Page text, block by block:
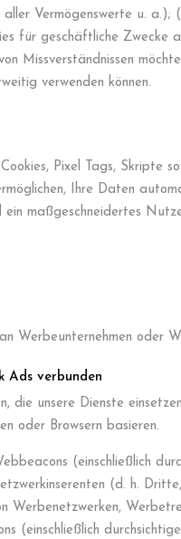
aller Vermögenswerte u.
für geschäftliche Zwecke
Missverständnissen
verwenden können.
Pixel Tags, Skripte
Ihre Daten
maßgeschneidertes
Werbeunternehmen oder
Ads verbunden
die unsere Dienste
oder Browsern basieren.
(einschließlich
(d. h.
(einschließlich